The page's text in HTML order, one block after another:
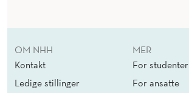
OM NHH
Kontakt
Ledige stillinger
MER
For studenter
For ansatte